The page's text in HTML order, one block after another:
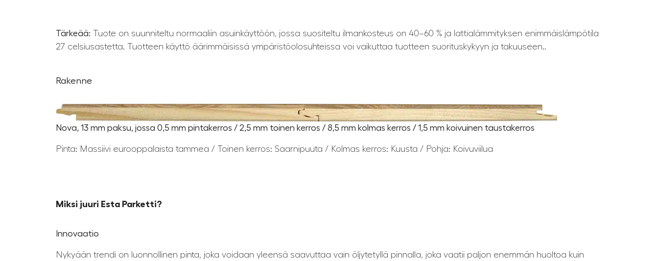
Tärkeää: Tuote on suunniteltu normaaliin asuinkäyttöön, jossa suositeltu ilmankosteus on 40–60 % ja lattialämmityksen enimmäislämpötila
27 celsiusastetta. Tuotteen käyttö äärimmäisissä ympäristöolosuhteissa voi vaikuttaa tuotteen suorituskykyyn ja takuuseen..
Rakenne
Nova, 13 mm paksu, jossa 0,5 mm pintakerros / 2,5 mm toinen kerros / 8,5 mm kolmas kerros / 1,5 mm koivuinen taustakerros
Pinta: Massiivi eurooppalaista tammea / Toinen kerros: Saarnipuuta / Kolmas kerros: Kuusta / Pohja: Koivuviilua
Miksi juuri Esta Parketti?
Innovaatio
Nykyään trendi on luonnollinen pinta, joka voidaan yleensä saavuttaa vain öljytetyllä pinnalla, joka vaatii paljon enemmän huoltoa kuin